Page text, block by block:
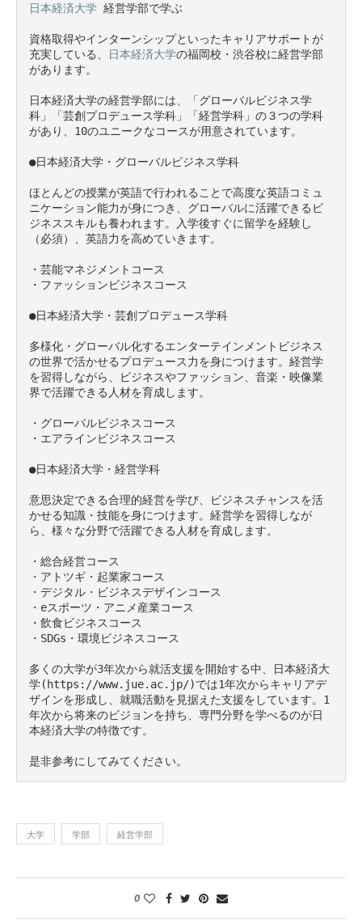
日本経済大学 経営学部で学ぶ
資格取得やインターンシップといったキャリアサポートが
充実している、
日本経済大学の福岡校・渋谷校に経営学部
があります。
日本経済大学の経営学部には、「グローバルビジネス学
科」「芸創プロデュース学科」「経営学科」の３つの学科
があり、10のユニークなコースが用意されています。
●日本経済大学・グローバルビジネス学科
ほとんどの授業が英語で行われることで高度な英語コミュ
ニケーション能力が身につき、グローバルに活躍できるビ
ジネススキルも養われます。入学後すぐに留学を経験し
（必須）、英語力を高めていきます。
・芸能マネジメントコース
・ファッションビジネスコース
●日本経済大学・芸創プロデュース学科
多様化・グローバル化するエンターテインメントビジネス
の世界で活かせるプロデュース力を身につけます。経営学
を習得しながら、ビジネスやファッション、音楽・映像業
界で活躍できる人材を育成します。
・グローバルビジネスコース
・エアラインビジネスコース
●日本経済大学・経営学科
意思決定できる合理的経営を学び、ビジネスチャンスを活
かせる知識・技能を身につけます。経営学を習得しなが
ら、様々な分野で活躍できる人材を育成します。
・総合経営コース
・アトツギ・起業家コース
・デジタル・ビジネスデザインコース
・eスポーツ・アニメ産業コース
・飲食ビジネスコース
・SDGs・環境ビジネスコース
多くの大学が3年次から就活支援を開始する中、日本経済大
学(https://www.jue.ac.jp/)では1年次からキャリアデ
ザインを形成し、就職活動を見据えた支援をしています。1
年次から将来のビジョンを持ち、専門分野を学べるのが日
本経済大学の特徴です。
是非参考にしてみてください。
大学 学部 経営学部
0